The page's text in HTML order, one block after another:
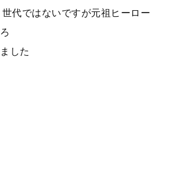
代ではないですが元祖ヒーロー
した